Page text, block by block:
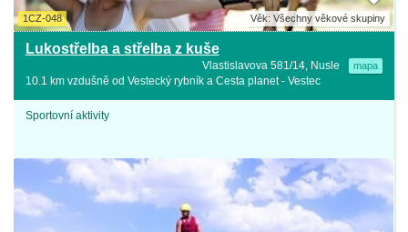
1CZ-048 Věk: Všechny věkové skupiny
Lukostřelba a střelba z kuše
Vlastislavova 581/14, Nusle mapa
10.1 km vzdušně od Vestecký rybník a Cesta planet - Vestec
Sportovní aktivity